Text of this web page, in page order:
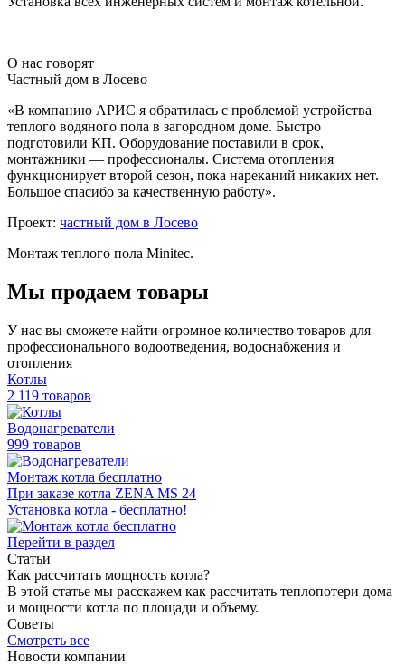
О нас говорят
Частный дом в Лосево
«В компанию АРИС я обратилась с проблемой устройства
теплого водяного пола в загородном доме. Быстро
подготовили КП. Оборудование поставили в срок,
монтажники — профессионалы. Система отопления
функционирует второй сезон, пока нареканий никаких нет.
Большое спасибо за качественную работу».
Проект: частный дом в Лосево
Монтаж теплого пола Minitec.
Мы продаем товары
У нас вы сможете найти огромное количество товаров для
профессионального водоотведения, водоснабжения и
отопления
Котлы
2 119 товаров
Водонагреватели
999 товаров
Монтаж котла бесплатно
При заказе котла ZENA MS 24
Установка котла - бесплатно!
Перейти в раздел
Статьи
Как раcсчитать мощность котла?
В этой статье мы расскажем как рассчитать теплопотери дома
и мощности котла по площади и объему.
Советы
Смотреть все
Новости компании